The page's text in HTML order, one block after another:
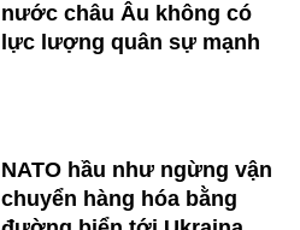
nước châu Âu không có
lực lượng quân sự mạnh
NATO hầu như ngừng vận
chuyển hàng hóa bằng